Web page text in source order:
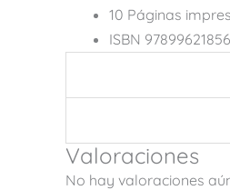
10 Páginas
ISBN
Valoraciones
No hay valoraciones